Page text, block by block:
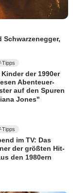
Schwarzenegger,
Tipps
der 1990er
Abenteuer-
auf den Spuren
Jones"
Tipps
im TV: Das
der größten Hit-
den 1980ern